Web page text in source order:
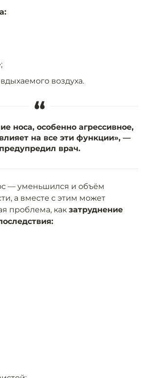
воздуха.
“
носа, особенно агрессивное,
на все эти функции», —
предупредил врач.
— уменьшился и объём
а вместе с этим может
проблема, как затруднение